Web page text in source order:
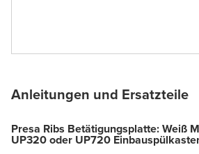
Anleitungen und Ersatzteile
Presa Ribs Betätigungsplatte: Weiß
UP320 oder UP720